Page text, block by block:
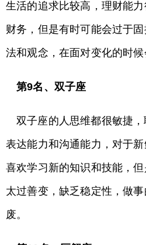
生活的追求比较高，理财能
财务，但是有时可能会过于
法和观念，在面对变化的时候
第9名、双子座
双子座的人思维都很敏捷
表达能力和沟通能力，对于新
喜欢学习新的知识和技能，
太过善变，缺乏稳定性，做
废。